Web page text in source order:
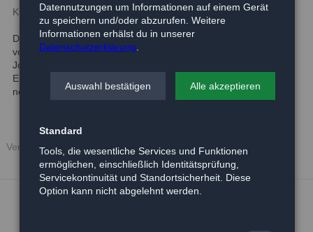
Kurzbeschreibung:
Dieser kleine Mann hier hat noch keinen Namen. Also:
vorrübergehen „John Doe““
John ist 12 Wochen alt und geht schon super an der Leine.
Er wurde im Waldtierheim geboren und ist nun bereit für seine
neue Familie
Veröffentlicht: 27.12.2017
Datennutzungen um Informationen auf einem Gerät
zu speichern und/oder abzurufen. Weitere
Informationen erhälst du in unserer
Datenschutzerklärung
Auswahl bestätigen Alle akzeptieren
Standard
Tools, die wesentliche Services und Funktionen
ermöglichen, einschließlich Identitätsprüfung,
Servicekontinuität und Standortsicherheit. Diese
Option kann nicht abgelehnt werden.